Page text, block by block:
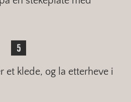
et klede, og la etterheve i